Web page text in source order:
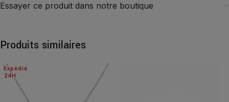
Essayer ce produit dans notre boutique
Produits similaires
24H
Expédié